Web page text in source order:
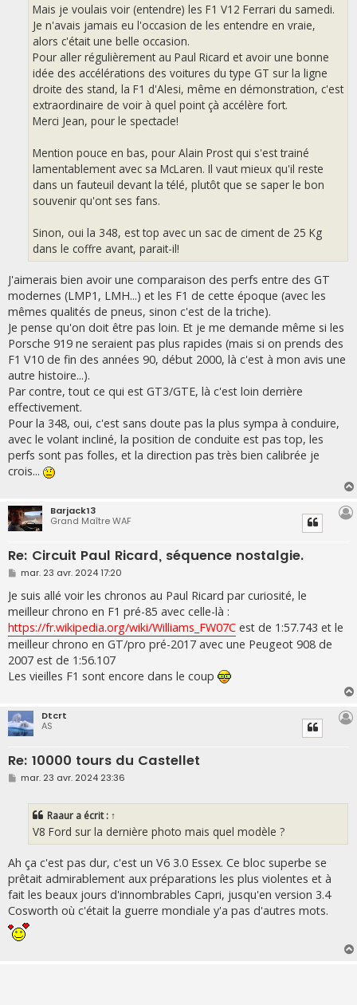
Mais je voulais voir (entendre) les F1 V12 Ferrari du samedi.
Je n'avais jamais eu l'occasion de les entendre en vraie,
alors c'était une belle occasion.
Pour aller régulièrement au Paul Ricard et avoir une bonne
idée des accélérations des voitures du type GT sur la ligne
droite des stand, la F1 d'Alesi, même en démonstration, c'est
extraordinaire de voir à quel point çà accélère fort.
Merci Jean, pour le spectacle!
Mention pouce en bas, pour Alain Prost qui s'est trainé
lamentablement avec sa McLaren. Il vaut mieux qu'il reste
dans un fauteuil devant la télé, plutôt que se saper le bon
souvenir qu'ont ses fans.
Sinon, oui la 348, est top avec un sac de ciment de 25 Kg
dans le coffre avant, parait-il!
J'aimerais bien avoir une comparaison des perfs entre des GT
modernes (LMP1, LMH...) et les F1 de cette époque (avec les
mêmes qualités de pneus, sinon c'est de la triche).
Je pense qu'on doit être pas loin. Et je me demande même si les
Porsche 919 ne seraient pas plus rapides (mais si on prends des
F1 V10 de fin des années 90, début 2000, là c'est à mon avis une
autre histoire...).
Par contre, tout ce qui est GT3/GTE, là c'est loin derrière
effectivement.
Pour la 348, oui, c'est sans doute pas la plus sympa à conduire,
avec le volant incliné, la position de conduite est pas top, les
perfs sont pas folles, et la direction pas très bien calibrée je
crois...
Barjack13
Grand Maître WAF
Re: Circuit Paul Ricard, séquence nostalgie.
M
s
s
a
g
e
mar. 23 avr. 2024 17:20
Je suis allé voir les chronos au Paul Ricard par curiosité, le
meilleur chrono en F1 pré-85 avec celle-là :
https://fr.wikipedia.org/wiki/Williams_FW07C est de 1:57.743 et le
meilleur chrono en GT/pro pré-2017 avec une Peugeot 908 de
2007 est de 1:56.107
Les vieilles F1 sont encore dans le coup
Dtcrt
AS
Re: 10000 tours du Castellet
M
mar. 23 avr. 2024 23:36
Raaur a écrit : ↑
V8 Ford sur la dernière photo mais quel modèle ?
Ah ça c'est pas dur, c'est un V6 3.0 Essex. Ce bloc superbe se
prêtait admirablement aux préparations les plus violentes et à
fait les beaux jours d'innombrables Capri, jusqu'en version 3.4
Cosworth où c'était la guerre mondiale y'a pas d'autres mots.